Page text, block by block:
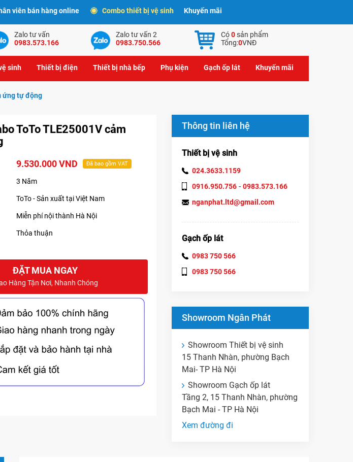
viên bán hàng online Combo thiết bị vệ sinh Khuyến mãi
Zalo tư vấn
0983.573.166
Zalo tư vấn 2
0983.750.566
Có0sản phẩm
Tổng:0VNĐ
sinh Thiết bị điện Thiết bị nhà bếp Phụ kiện Gạch ốp lát Khuyến mãi
ứng tự động
ToTo TLE25001V cảm
9.530.000 VND Đã bao gồm VAT
3 Năm
ToTo - Sản xuất tại Việt Nam
Miễn phí nội thành Hà Nội
Thỏa thuận
ĐẶT MUA NGAY
Hàng Tận Nơi, Nhanh Chóng
Thông tin liên hệ
Thiết bị vệ sinh
024.3633.1159
0916.950.756 - 0983.573.166
nganphat.ltd@gmail.com
Gạch ốp lát
0983 750 566
0983 750 566
Showroom Ngân Phát
Showroom Thiết bị vệ sinh
15 Thanh Nhàn, phường Bạch
Mai- TP Hà Nội
Showroom Gạch ốp lát
Tầng 2, 15 Thanh Nhàn, phường
Bạch Mai - TP Hà Nội
Xem đường đi